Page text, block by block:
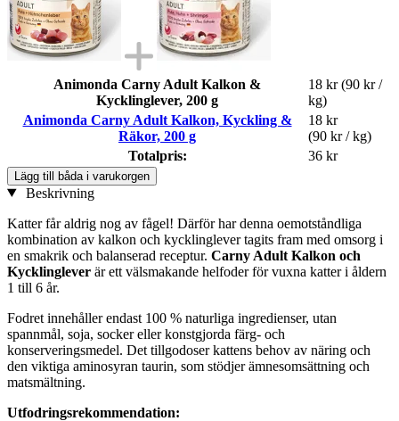
Animonda Carny Adult Kalkon &
Kycklinglever, 200 g
18 kr (90 kr /
kg)
Animonda Carny Adult Kalkon, Kyckling &
Räkor, 200 g
18 kr
(90 kr / kg)
Totalpris:
36 kr
Lägg till båda i varukorgen
Beskrivning
Katter får aldrig nog av fågel! Därför har denna oemotståndliga
kombination av kalkon och kycklinglever tagits fram med omsorg i
en smakrik och balanserad receptur. Carny Adult Kalkon och
Kycklinglever är ett välsmakande helfoder för vuxna katter i åldern
1 till 6 år.
Fodret innehåller endast 100 % naturliga ingredienser, utan
spannmål, soja, socker eller konstgjorda färg- och
konserveringsmedel. Det tillgodoser kattens behov av näring och
den viktiga aminosyran taurin, som stödjer ämnesomsättning och
matsmältning.
Utfodringsrekommendation: